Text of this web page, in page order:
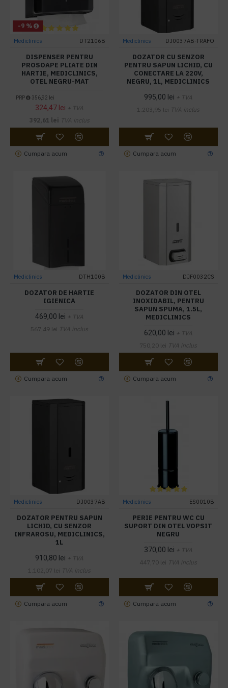
-9 %
Mediclinics DT2106B
DISPENSER PENTRU
PROSOAPE PLIATE DIN
HARTIE, MEDICLINICS,
OTEL NEGRU-MAT
PRP 356,92 lei
324,47 lei + TVA
392,61 lei TVA inclus
Cumpara acum
Mediclinics DJ0037AB-TRAFO
DOZATOR CU SENZOR
PENTRU SAPUN LICHID, CU
CONECTARE LA 220V,
NEGRU, 1L, MEDICLINICS
995,00 lei + TVA
1.203,95 lei TVA inclus
Cumpara acum
Mediclinics DTH100B
DOZATOR DE HARTIE
IGIENICA
469,00 lei + TVA
567,49 lei TVA inclus
Cumpara acum
Mediclinics DJF0032CS
DOZATOR DIN OTEL
INOXIDABIL, PENTRU
SAPUN SPUMA, 1.5L,
MEDICLINICS
620,00 lei + TVA
750,20 lei TVA inclus
Cumpara acum
Mediclinics DJ0037AB
DOZATOR PENTRU SAPUN
LICHID, CU SENZOR
INFRAROSU, MEDICLINICS,
1L
910,80 lei + TVA
1.102,07 lei TVA inclus
Cumpara acum
Mediclinics ES0010B
PERIE PENTRU WC CU
SUPORT DIN OTEL VOPSIT
NEGRU
370,00 lei + TVA
447,70 lei TVA inclus
Cumpara acum